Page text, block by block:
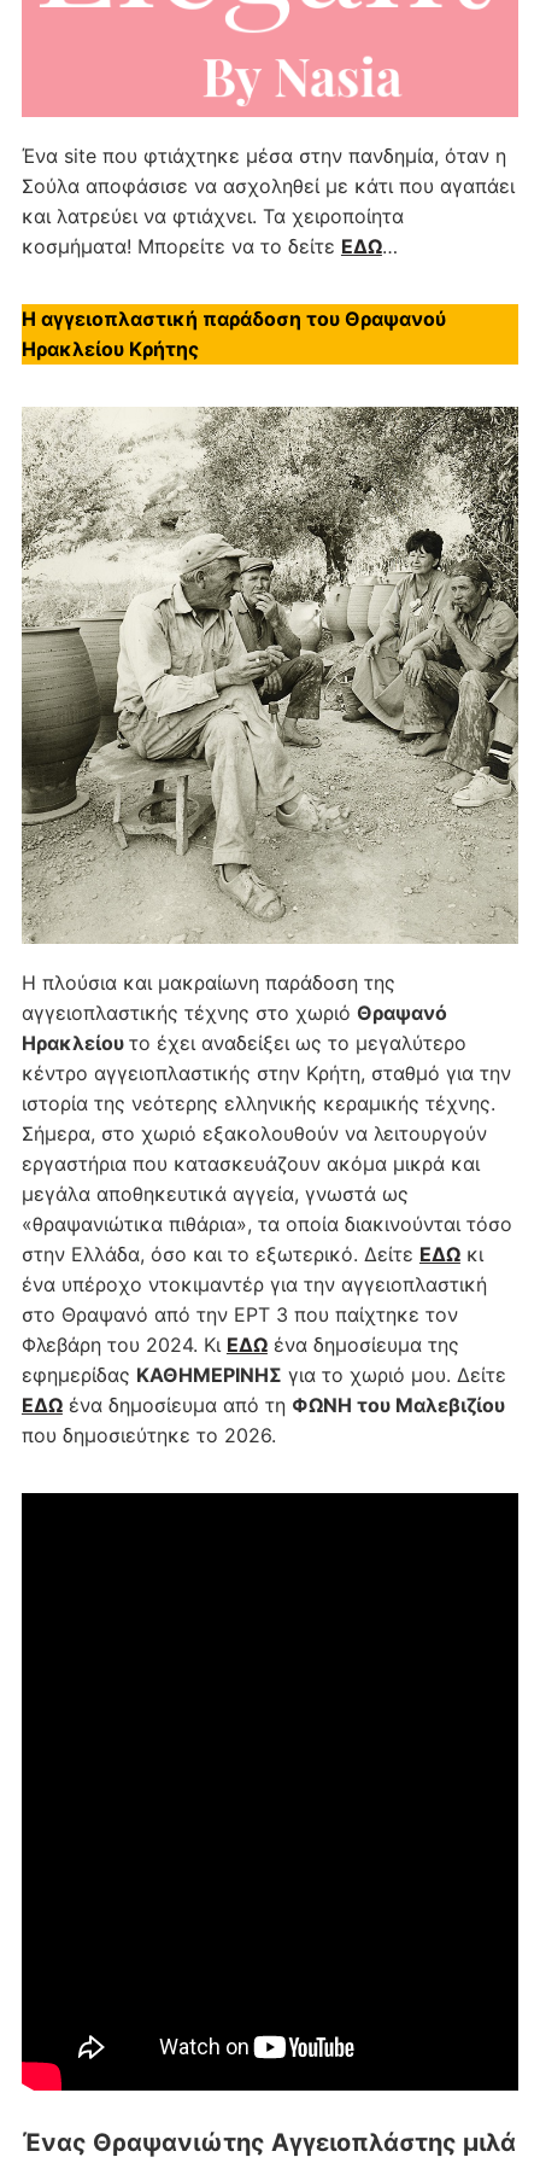
Ένα site που φτιάχτηκε μέσα στην πανδημία, όταν η
Σούλα αποφάσισε να ασχοληθεί με κάτι που αγαπάει
και λατρεύει να φτιάχνει. Τα χειροποίητα
κοσμήματα! Μπορείτε να το δείτε ΕΔΩ…
Η αγγειοπλαστική παράδοση του Θραψανού
Ηρακλείου Κρήτης
Η πλούσια και μακραίωνη παράδοση της
αγγειοπλαστικής τέχνης στο χωριό Θραψανό
Ηρακλείου το έχει αναδείξει ως το μεγαλύτερο
κέντρο αγγειοπλαστικής στην Κρήτη, σταθμό για την
ιστορία της νεότερης ελληνικής κεραμικής τέχνης.
Σήμερα, στο χωριό εξακολουθούν να λειτουργούν
εργαστήρια που κατασκευάζουν ακόμα μικρά και
μεγάλα αποθηκευτικά αγγεία, γνωστά ως
«θραψανιώτικα πιθάρια», τα οποία διακινούνται τόσο
στην Ελλάδα, όσο και το εξωτερικό. Δείτε ΕΔΩκι
ένα υπέροχο ντοκιμαντέρ για την αγγειοπλαστική
στο Θραψανό από την ΕΡΤ 3 που παίχτηκε τον
Φλεβάρη του 2024. Κι ΕΔΩένα δημοσίευμα της
εφημερίδας ΚΑΘΗΜΕΡΙΝΗΣ για το χωριό μου. Δείτε
ΕΔΩένα δημοσίευμα από τη ΦΩΝΗ του Μαλεβιζίου
που δημοσιεύτηκε το 2026.
Ένας Θραψανιώτης Αγγειοπλάστης μιλά